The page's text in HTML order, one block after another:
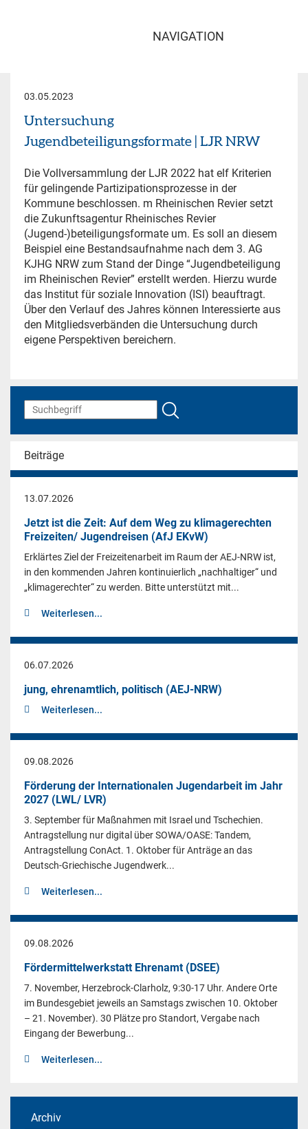
NAVIGATION
03.05.2023
Untersuchung
Jugendbeteiligungsformate | LJR NRW
Die Vollversammlung der LJR 2022 hat elf Kriterien
für gelingende Partizipationsprozesse in der
Kommune beschlossen. m Rheinischen Revier setzt
die Zukunftsagentur Rheinisches Revier
(Jugend-)beteiligungsformate um. Es soll an diesem
Beispiel eine Bestandsaufnahme nach dem 3. AG
KJHG NRW zum Stand der Dinge “Jugendbeteiligung
im Rheinischen Revier” erstellt werden. Hierzu wurde
das Institut für soziale Innovation (ISI) beauftragt.
Über den Verlauf des Jahres können Interessierte aus
den Mitgliedsverbänden die Untersuchung durch
eigene Perspektiven bereichern.
Beiträge
13.07.2026
Jetzt ist die Zeit: Auf dem Weg zu klimagerechten
Freizeiten/ Jugendreisen (AfJ EKvW)
Erklärtes Ziel der Freizeitenarbeit im Raum der AEJ-NRW ist,
in den kommenden Jahren kontinuierlich „nachhaltiger“ und
„klimagerechter“ zu werden. Bitte unterstützt mit...
Weiterlesen...
06.07.2026
jung, ehrenamtlich, politisch (AEJ-NRW)
Weiterlesen...
09.08.2026
Förderung der Internationalen Jugendarbeit im Jahr
2027 (LWL/ LVR)
3. September für Maßnahmen mit Israel und Tschechien.
Antragstellung nur digital über SOWA/OASE: Tandem,
Antragstellung ConAct. 1. Oktober für Anträge an das
Deutsch-Griechische Jugendwerk...
Weiterlesen...
09.08.2026
Fördermittelwerkstatt Ehrenamt (DSEE)
7. November, Herzebrock-Clarholz, 9:30-17 Uhr. Andere Orte
im Bundesgebiet jeweils an Samstags zwischen 10. Oktober
– 21. November). 30 Plätze pro Standort, Vergabe nach
Eingang der Bewerbung...
Weiterlesen...
Archiv